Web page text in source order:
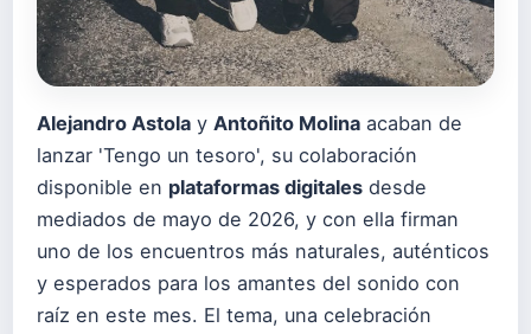
Alejandro Astola y Antoñito Molina acaban de
lanzar 'Tengo un tesoro', su colaboración
disponible en plataformas digitales desde
mediados de mayo de 2026, y con ella firman
uno de los encuentros más naturales, auténticos
y esperados para los amantes del sonido con
raíz en este mes. El tema, una celebración